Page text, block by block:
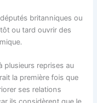
britanniques ou
ou tard ouvrir des
plusieurs reprises au
la première fois que
ses relations